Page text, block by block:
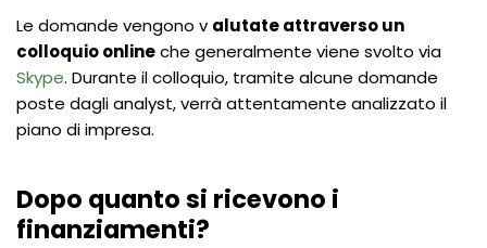
Le domande vengono v alutate attraverso un
colloquio onlineche generalmente viene svolto via
Skype. Durante il colloquio, tramite alcune domande
poste dagli analyst, verrà attentamente analizzato il
piano di impresa.
Dopo quanto si ricevono i
finanziamenti?